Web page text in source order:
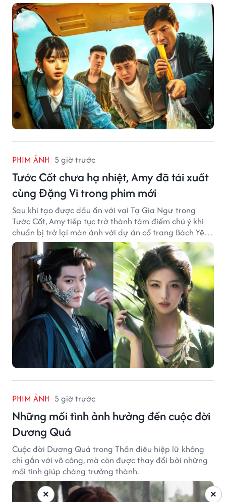
PHIM ẢNH 5 giờ trước
Tước Cốt chưa hạ nhiệt, Amy đã tái xuất
cùng Đặng Vi trong phim mới
Sau khi tạo được dấu ấn với vai Tạ Gia Ngư trong
Tước Cốt, Amy tiếp tục trở thành tâm điểm chú ý khi
chuẩn bị trở lại màn ảnh với dự án cổ trang Bách Yêu
Phổ.
PHIM ẢNH 5 giờ trước
Những mối tình ảnh hưởng đến cuộc đời
Dương Quá
Cuộc đời Dương Quá trong Thần điêu hiệp lữ không
chỉ gắn với võ công, mà còn được thay đổi bởi những
mối tình giúp chàng trưởng thành.
×
×